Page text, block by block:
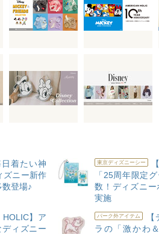
日着たい神
ズニー新作
登場♪
東京ディズニーシー
「25周年限定
数！ディズニ
実施
HOLIC】ア
ィズニー
パーク外アイテム
ラの「激かわ